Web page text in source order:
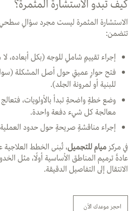
كيف تبدو الاستشارة المثمرة؟
الاستشارة المثمرة ليست مجرد سؤالٍ
تتضمن:
إجراء تقييمٍ شاملٍ للوجه (بكل أبعاده،
فتح حوارٍ عميقٍ حول أصل المشكلة
للبنية أو لمرونة الجلد).
وضع خطةٍ واضحةٍ تبدأ بالأولويات،
معالجة كل شيء دفعة واحدة.
إجراء مناقشةٍ صريحةٍ حول حدود العملية
في مركزميام للتجميل، تُبنى الخطط
عادةً ترميم المناطق الأساسية أولًا، مثل
الانتقال إلى التفاصيل الدقيقة.
احجز موعدك الآن